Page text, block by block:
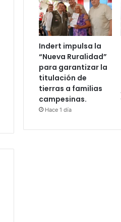
Indert impulsa la
“Nueva Ruralidad”
para garantizar la
titulación de
tierras a familias
campesinas.
Hace 1 día